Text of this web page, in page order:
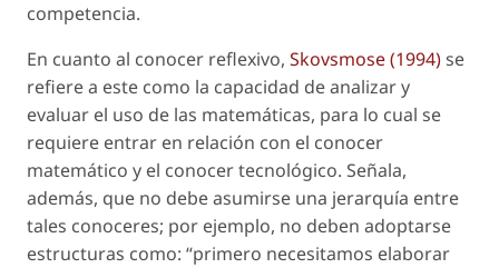
competencia.
En cuanto al conocer reflexivo, Skovsmose (1994)se
refiere a este como la capacidad de analizar y
evaluar el uso de las matemáticas, para lo cual se
requiere entrar en relación con el conocer
matemático y el conocer tecnológico. Señala,
además, que no debe asumirse una jerarquía entre
tales conoceres; por ejemplo, no deben adoptarse
estructuras como: “primero necesitamos elaborar